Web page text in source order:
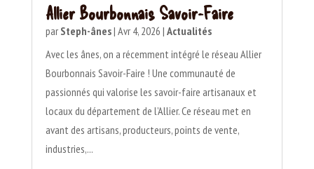
Allier Bourbonnais Savoir-Faire
par Steph-ânes| Avr 4, 2026 | Actualités
Avec les ânes, on a récemment intégré le réseau Allier
Bourbonnais Savoir-Faire ! Une communauté de
passionnés qui valorise les savoir-faire artisanaux et
locaux du département de l’Allier. Ce réseau met en
avant des artisans, producteurs, points de vente,
industries,...